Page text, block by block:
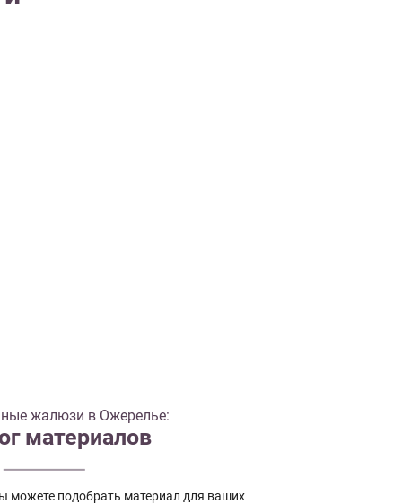
жалюзи в Ожерелье:
материалов
можете подобрать материал для ваших